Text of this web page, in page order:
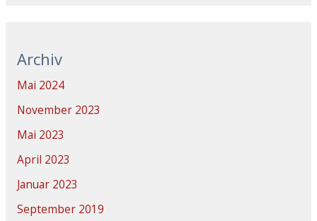
Archiv
Mai 2024
November 2023
Mai 2023
April 2023
Januar 2023
September 2019